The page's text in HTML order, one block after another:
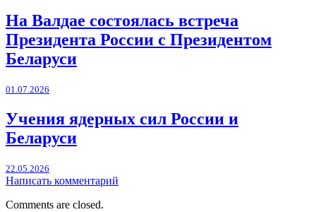
На Валдае состоялась встреча
Президента России с Президентом
Беларуси
01.07.2026
Учения ядерных сил России и
Беларуси
22.05.2026
Написать комментарий
Comments are closed.